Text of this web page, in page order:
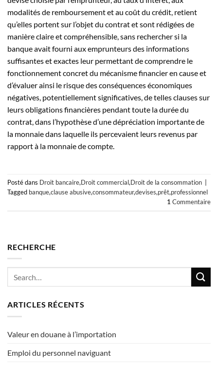
modalités de remboursement et au coût du crédit, retient
qu’elles portent sur l’objet du contrat et sont rédigées de
manière claire et compréhensible, sans rechercher si la
banque avait fourni aux emprunteurs des informations
suffisantes et exactes leur permettant de comprendre le
fonctionnement concret du mécanisme financier en cause et
d’évaluer ainsi le risque des conséquences économiques
négatives, potentiellement significatives, de telles clauses sur
leurs obligations financières pendant toute la durée du
contrat, dans l’hypothèse d’une dépréciation importante de
la monnaie dans laquelle ils percevaient leurs revenus par
rapport à la monnaie de compte.
Posté dans Droit bancaire,Droit commercial,Droit de la consommation
Tagged banque,clause abusive,consommateur,devises,prêt,professionnel
1 Commentaire
RECHERCHE
ARTICLES RÉCENTS
Valeur en douane à l’importation
Emploi du personnel naviguant